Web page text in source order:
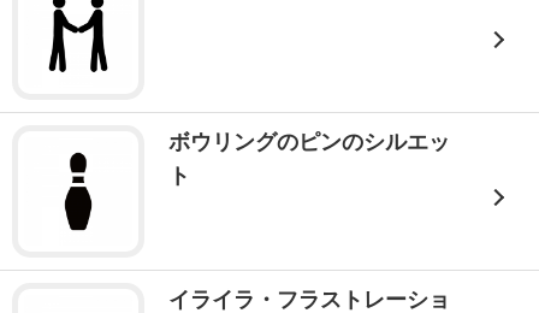
ボウリングのピンのシルエッ
ト
イライラ・フラストレーショ